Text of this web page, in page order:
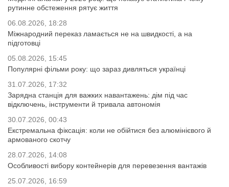
рутинне обстеження рятує життя
06.08.2026, 18:28
Міжнародний переказ ламається не на швидкості, а на
підготовці
05.08.2026, 15:45
Популярні фільми року: що зараз дивляться українці
31.07.2026, 17:32
Зарядна станція для важких навантажень: дім під час
відключень, інструменти й тривала автономія
30.07.2026, 00:43
Екстремальна фіксація: коли не обійтися без алюмінієвого й
армованого скотчу
28.07.2026, 14:08
Особливості вибору контейнерів для перевезення вантажів
25.07.2026, 16:59